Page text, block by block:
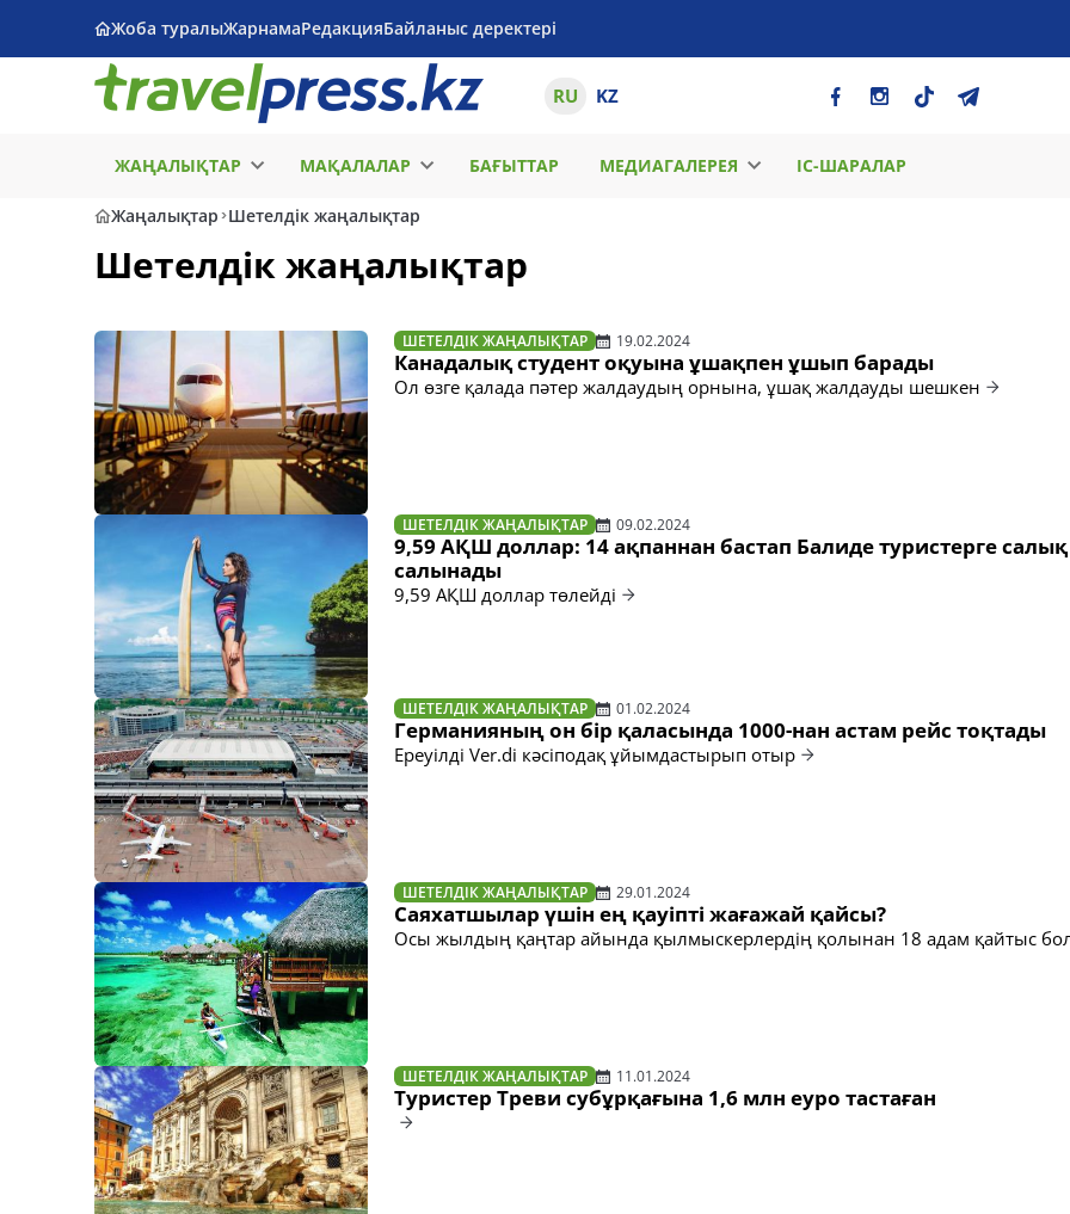
Жоба туралыЖарнамаРедакцияБайланыс деректері
RU KZ
ЖАҢАЛЫҚТАР МАҚАЛАЛАР БАҒЫТТАР МЕДИАГАЛЕРЕЯ ІС-ШАРАЛАР
Жаңалықтар Шетелдік жаңалықтар
Шетелдік жаңалықтар
ШЕТЕЛДІК ЖАҢАЛЫҚТАР 19.02.2024
Канадалық студент оқуына ұшақпен ұшып барады
Ол өзге қалада пәтер жалдаудың орнына, ұшақ жалдауды шешкен
ШЕТЕЛДІК ЖАҢАЛЫҚТАР 09.02.2024
9,59 АҚШ доллар: 14 ақпаннан бастап Балиде туристерге салық
салынады
9,59 АҚШ доллар төлейді
ШЕТЕЛДІК ЖАҢАЛЫҚТАР 01.02.2024
Германияның он бір қаласында 1000-нан астам рейс тоқтады
Ереуілді Ver.di кәсіподақ ұйымдастырып отыр
ШЕТЕЛДІК ЖАҢАЛЫҚТАР 29.01.2024
Саяхатшылар үшін ең қауіпті жағажай қайсы?
Осы жылдың қаңтар айында қылмыскерлердің қолынан 18 адам қайтыс
ШЕТЕЛДІК ЖАҢАЛЫҚТАР 11.01.2024
Туристер Треви субұрқағына 1,6 млн еуро тастаған